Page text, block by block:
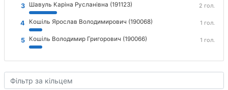
3 Шавуль Каріна Русланівна (191123) 2 гол.
4 Кошіль Ярослав Володимирович (190068) 1 гол.
5 Кошіль Володимир Григорович (190066) 1 гол.